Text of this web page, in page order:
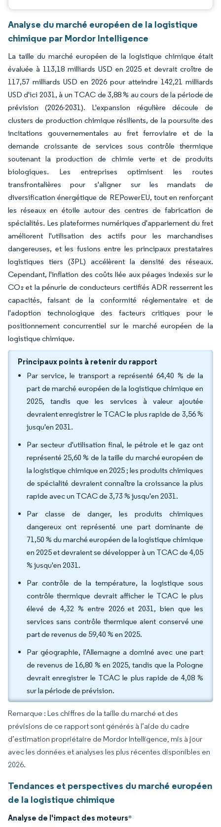
Analyse du marché européen de la logistique
chimique par Mordor Intelligence
La taille du marché européen de la logistique chimique était
évaluée à 113,18 milliards USD en 2025 et devrait croître de
117,57 milliards USD en 2026 pour atteindre 142,21 milliards
USD d'ici 2031, à un TCAC de 3,88 % au cours de la période de
prévision (2026-2031). L'expansion régulière découle de
clusters de production chimique résilients, de la poursuite des
incitations gouvernementales au fret ferroviaire et de la
demande croissante de services sous contrôle thermique
soutenant la production de chimie verte et de produits
biologiques. Les entreprises optimisent les routes
transfrontalières pour s'aligner sur les mandats de
diversification énergétique de REPowerEU, tout en renforçant
les réseaux en étoile autour des centres de fabrication de
spécialités. Les plateformes numériques d'appariement du fret
améliorent l'utilisation des actifs pour les marchandises
dangereuses, et les fusions entre les principaux prestataires
logistiques tiers (3PL) accélèrent la densité des réseaux.
Cependant, l'inflation des coûts liée aux péages indexés sur le
CO₂ et la pénurie de conducteurs certifiés ADR resserrent les
capacités, faisant de la conformité réglementaire et de
l'adoption technologique des facteurs critiques pour le
positionnement concurrentiel sur le marché européen de la
logistique chimique.
Principaux points à retenir du rapport
Par service, le transport a représenté 64,40 % de la
part de marché européen de la logistique chimique en
2025, tandis que les services à valeur ajoutée
devraient enregistrer le TCAC le plus rapide de 3,56 %
jusqu'en 2031.
Par secteur d'utilisation final, le pétrole et le gaz ont
représenté 25,60 % de la taille du marché européen de
la logistique chimique en 2025 ; les produits chimiques
de spécialité devraient connaître la croissance la plus
rapide avec un TCAC de 3,73 % jusqu'en 2031.
Par classe de danger, les produits chimiques
dangereux ont représenté une part dominante de
71,50 % du marché européen de la logistique chimique
en 2025 et devraient se développer à un TCAC de 4,05
% jusqu'en 2031.
Par contrôle de la température, la logistique sous
contrôle thermique devrait afficher le TCAC le plus
élevé de 4,32 % entre 2026 et 2031, bien que les
services sans contrôle thermique aient conservé une
part de revenus de 59,40 % en 2025.
Par géographie, l'Allemagne a dominé avec une part
de revenus de 16,80 % en 2025, tandis que la Pologne
devrait enregistrer le TCAC le plus rapide de 4,08 %
sur la période de prévision.
Remarque : Les chiffres de la taille du marché et des
prévisions de ce rapport sont générés à l’aide du cadre
d’estimation propriétaire de Mordor Intelligence, mis à jour
avec les données et analyses les plus récentes disponibles en
2026.
Tendances et perspectives du marché européen
de la logistique chimique
Analyse de l'impact des moteurs*